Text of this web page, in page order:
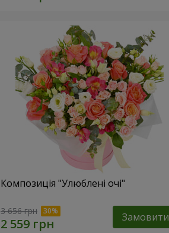
Композиція "Улюблені очі"
3 656 грн Замовити